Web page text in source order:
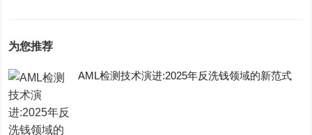
为您推荐
AML检测技术演进:2025年反洗钱领域的新范式